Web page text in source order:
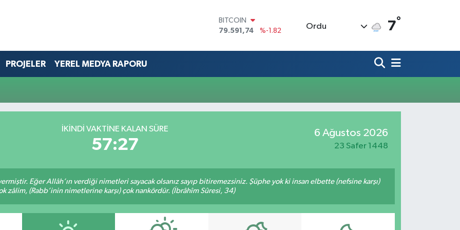
BITCOIN
79.591,74
%-1.82
45,43620
%0.02
G.ALTIN
6862,09000
%0.19
Ordu 7°
PROJELER YEREL MEDYA RAPORU
İKINDI VAKTİNE KALAN SÜRE
57:27
6 Ağustos 2026
23 Safer 1448
Eğer Allâh’ın verdiği nimetleri sayacak olsanız sayıp bitiremezsiniz. Şüphe yok ki insan elbette (nefsine karşı)
zâlim, (Rabb’inin nimetlerine karşı) çok nankördür. (İbrâhîm Sûresi, 34)